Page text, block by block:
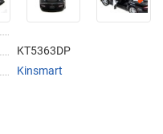
KT5363DP
Kinsmart